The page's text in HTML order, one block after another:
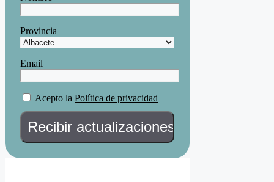
Provincia
Email
Acepto la Política de privacidad